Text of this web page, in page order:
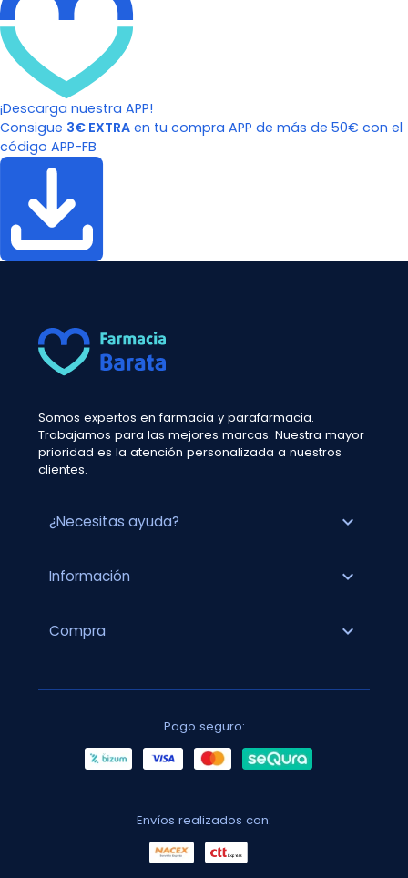
¡Descarga nuestra APP!
Consigue 3€ EXTRA en tu compra APP de más de 50€ con el
código APP-FB
Somos expertos en farmacia y parafarmacia.
Trabajamos para las mejores marcas. Nuestra mayor
prioridad es la atención personalizada a nuestros
clientes.
¿Necesitas ayuda? expand_more
Información expand_more
Compra expand_more
Pago seguro:
Envíos realizados con: